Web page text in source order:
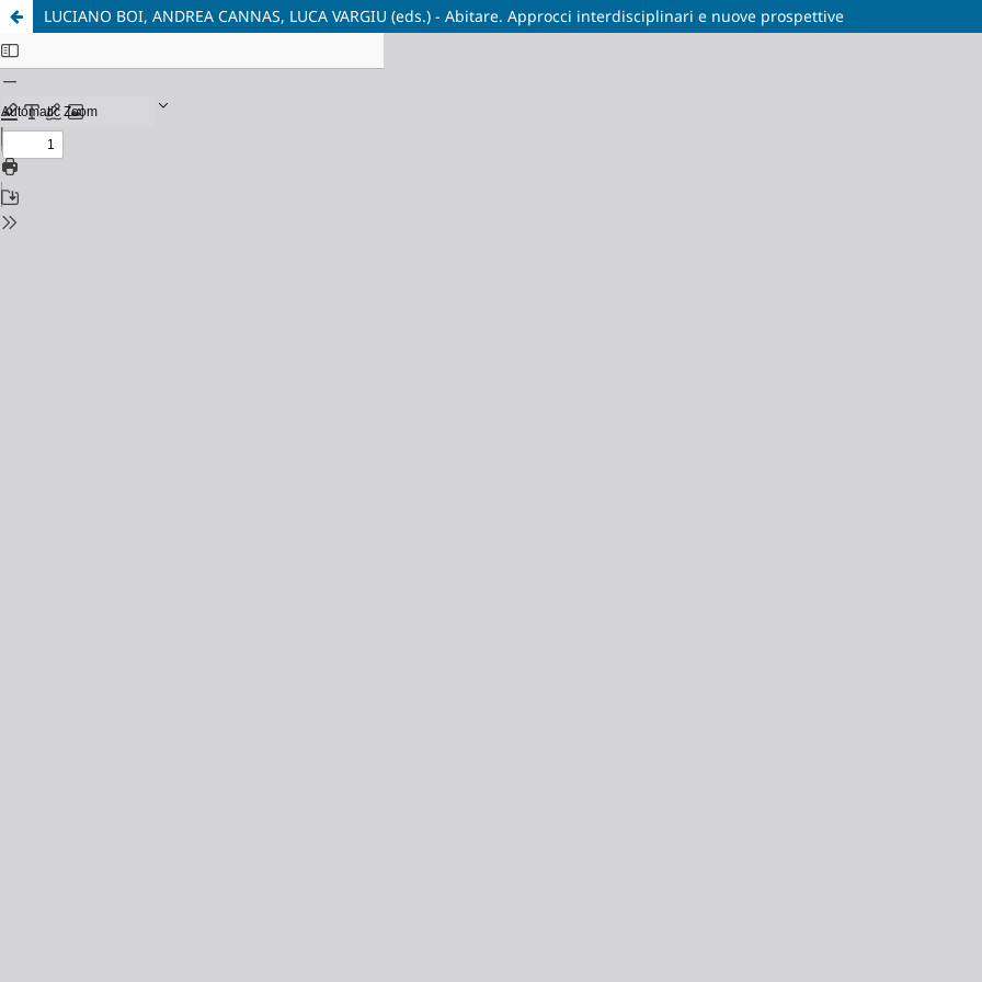
LUCIANO BOI, ANDREA CANNAS, LUCA VARGIU (eds.) - Abitare. Approcci interdisciplinari e nuove prospettive